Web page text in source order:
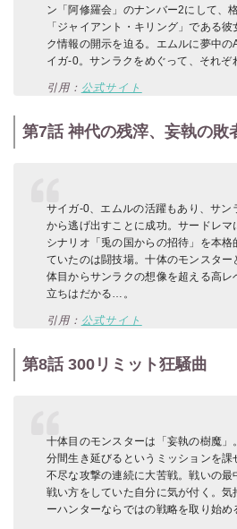
ン「阿修羅会」のナンバー2にして、
「ジャイアント・キリング」である
ク情報の開示を迫る。エムルに夢中
イガ-0。サンラクをめぐって、それぞ
引用： 公式サイト
第7話 神代の残滓、妄執の敗
サイガ-0、エムルの活躍もあり、サン
から逃げ出すことに成功。サードレマ
シナリオ「兎の国からの招待」を本
ていたのは闘技場。十体のモンスタ
体目からサンラクの想像を超える高
立ちはだかる…。
引用： 公式サイト
第8話 300リミット狂騒曲
十体目のモンスターは「妄執の樹魔
分間生き延びるというミッションを課
不尽な攻撃の連続に大苦戦。戦いの最
戦い方をしていた自分に気が付く。
ーハンターならではの戦略を取り始め